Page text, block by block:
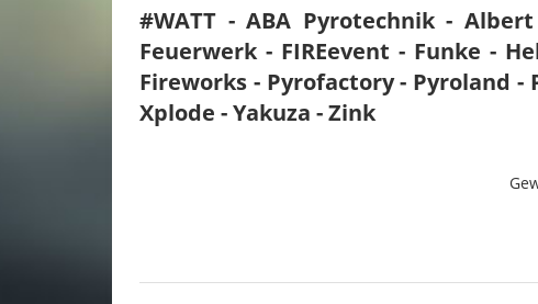
#WATT - ABA Pyrotechnik -
Feuerwerk - FIREevent - Funke -
Fireworks - Pyrofactory - Pyroland -
Xplode - Yakuza - Zink